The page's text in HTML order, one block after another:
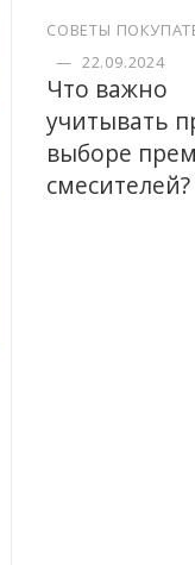
СОВЕТЫ
— 22.09.2024
Что важно
учитывать
выборе
смесителей?